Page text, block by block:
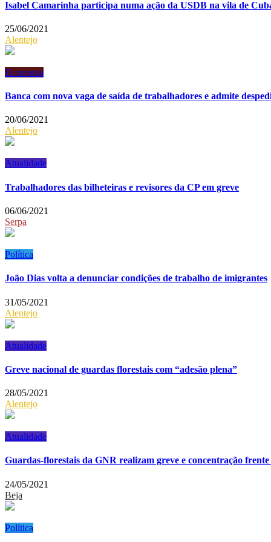
Isabel Camarinha participa numa ação da USDB na vila de
25/06/2021
Alentejo
Economia
Banca com nova vaga de saída de trabalhadores e admite
20/06/2021
Alentejo
Atualidade
Trabalhadores das bilheteiras e revisores da CP em greve
06/06/2021
Serpa
Política
João Dias volta a denunciar condições de trabalho de imigrantes
31/05/2021
Alentejo
Atualidade
Greve nacional de guardas florestais com “adesão plena”
28/05/2021
Alentejo
Atualidade
Guardas-florestais da GNR realizam greve e concentração
24/05/2021
Beja
Política